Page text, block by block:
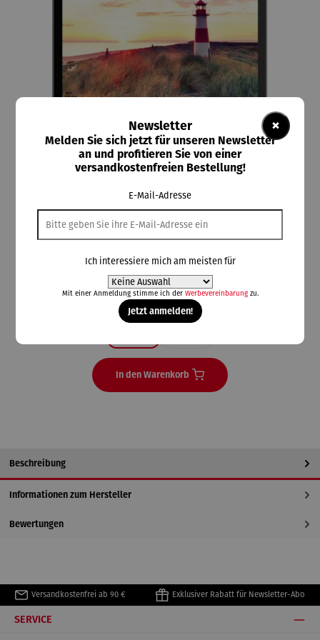
Magazin | Nord? Ost? See! Sylt 4
4,99 €
Preise inkl. MwSt. zzgl. Versandkosten
Lieferzeit: Sofort verfügbar
auswählen
In den Warenkorb
Beschreibung
Informationen zum Hersteller
Bewertungen
Versandkostenfrei ab 90 € Exklusiver Rabatt für Newsletter-Abo
SERVICE
×
Newsletter
Melden Sie sich jetzt für unseren Newsletter
an und profitieren Sie von einer
versandkostenfreien Bestellung!
E-Mail-Adresse
Ich interessiere mich am meisten für
Mit einer Anmeldung stimme ich der Werbevereinbarungzu.
Jetzt anmelden!